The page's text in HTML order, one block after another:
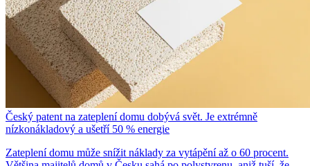
Český patent na zateplení domu dobývá svět. Je extrémně
nízkonákladový a ušetří 50 % energie
Zateplení domu může snížit náklady za vytápění až o 60 procent.